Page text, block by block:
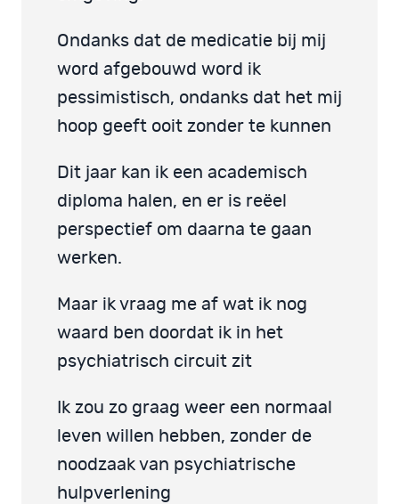
Ondanks dat de medicatie bij mij
word afgebouwd word ik
pessimistisch, ondanks dat het mij
hoop geeft ooit zonder te kunnen
Dit jaar kan ik een academisch
diploma halen, en er is reëel
perspectief om daarna te gaan
werken.
Maar ik vraag me af wat ik nog
waard ben doordat ik in het
psychiatrisch circuit zit
Ik zou zo graag weer een normaal
leven willen hebben, zonder de
noodzaak van psychiatrische
hulpverlening